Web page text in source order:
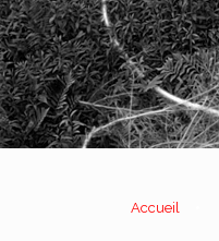
Accueil